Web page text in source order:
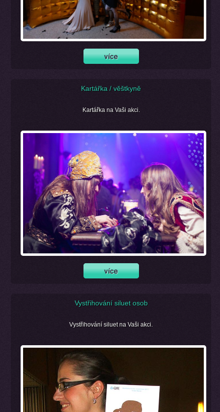
Kartářka / věštkyně
Kartářka na Vaši akci.
Vystřihování siluet osob
Vystřihování siluet na Vaši akci.